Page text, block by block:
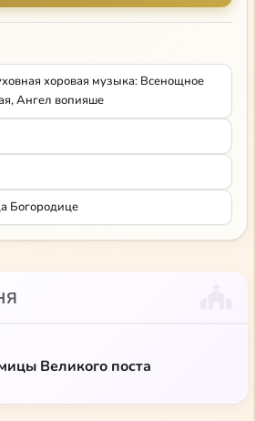
эмоциональной открытости в
чувства, вплоть до
с песенной или романсовой
типично для пользующихся и
духовных
соло с хором).
хоровая музыка: Всенощное
Ангел вопияше
Богородице
Великого поста